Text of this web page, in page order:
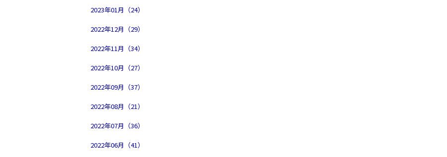
2023年01月（24）
2022年12月（29）
2022年11月（34）
2022年10月（27）
2022年09月（37）
2022年08月（21）
2022年07月（36）
2022年06月（41）